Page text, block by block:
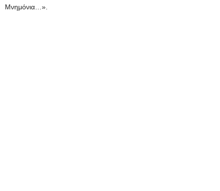
Μνημόνια…».